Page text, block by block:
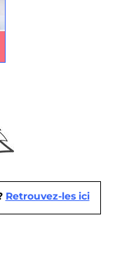
Retrouvez-les ici